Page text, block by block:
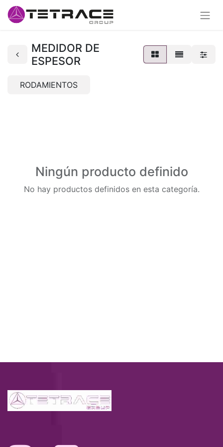
MEDIDOR DE
ESPESOR
RODAMIENTOS
Ningún producto definido
No hay productos definidos en esta categoría.